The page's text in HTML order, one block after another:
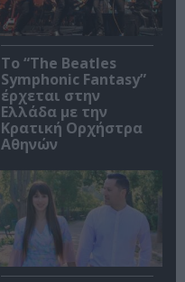
Το “The Beatles
Symphonic Fantasy”
έρχεται στην
Ελλάδα με την
Κρατική Ορχήστρα
Αθηνών